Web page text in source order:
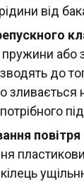
від
пружини або
до
зливається
повітря